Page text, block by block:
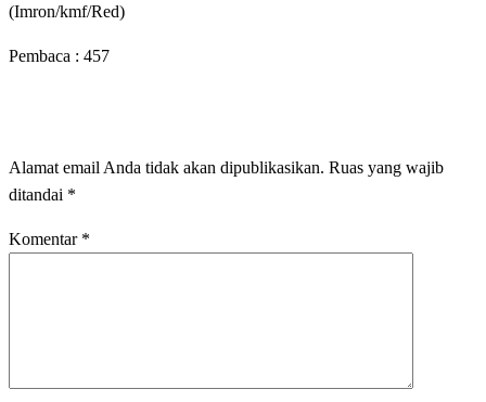
(Imron/kmf/Red)
Pembaca : 457
Alamat email Anda tidak akan dipublikasikan. Ruas yang wajib
ditandai *
Komentar *